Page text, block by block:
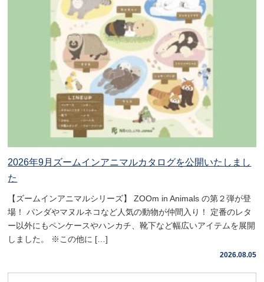
2026年9月ズームインアニマルカタログを公開いたしまし
た
【ズームインアニマルシリーズ】 ZOOm in Animals の第２弾が登
場！ パンダやマヌルネコなど人気の動物が仲間入り！ 定番のレタ
ー以外にもペンケースやハンカチ、靴下など幅広いアイテムを展開
しました。 ※この他に […]
2026.08.05